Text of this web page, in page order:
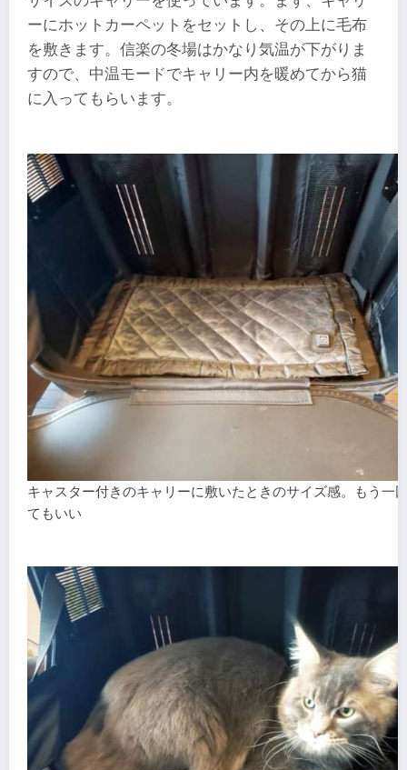
ーにホットカーペットをセットし、その上に毛布
を敷きます。信楽の冬場はかなり気温が下がりま
すので、中温モードでキャリー内を暖めてから猫
に入ってもらいます。
キャスター付きのキャリーに敷いたときのサイズ感。もう一
てもいい